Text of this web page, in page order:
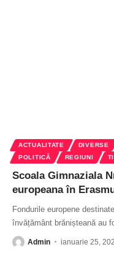
ACTUALITATE DIVERSE
POLITICĂ
REGIUNI
Scoala Gimnaziala
europeana în
Fondurile europene
învățământ brănișteană au
Admin ianuarie 25,